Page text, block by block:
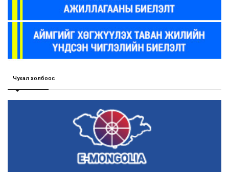
Чухал холбоос